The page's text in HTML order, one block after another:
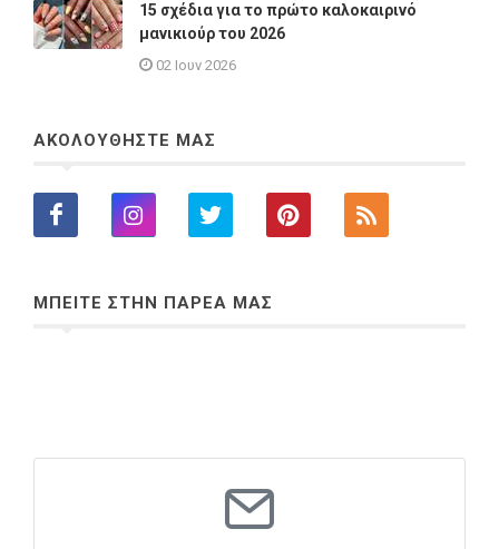
15 σχέδια για το πρώτο καλοκαιρινό
μανικιούρ του 2026
02 Ιουν 2026
ΑΚΟΛΟΥΘΗΣΤΕ ΜΑΣ
ΜΠΕΙΤΕ ΣΤΗΝ ΠΑΡΕΑ ΜΑΣ